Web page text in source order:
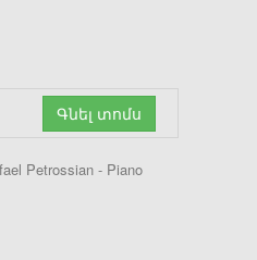
Գնել տոմս
Petrossian - Piano